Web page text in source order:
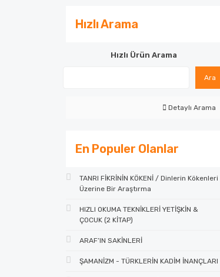
Hızlı Arama
Hızlı Ürün Arama
Ara
Detaylı Arama
En Populer Olanlar
TANRI FİKRİNİN KÖKENİ / Dinlerin Kökenleri
Üzerine Bir Araştırma
HIZLI OKUMA TEKNİKLERİ YETİŞKİN &
ÇOCUK (2 KİTAP)
ARAF’IN SAKİNLERİ
ŞAMANİZM - TÜRKLERİN KADİM İNANÇLARI